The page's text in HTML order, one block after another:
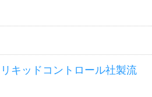
リキッドコントロール社製流